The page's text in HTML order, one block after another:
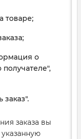
товаре;
о
заказа вы